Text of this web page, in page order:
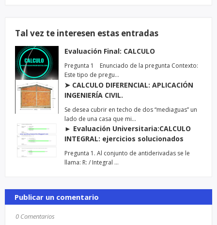
Tal vez te interesen estas entradas
Evaluación Final: CALCULO
Pregunta 1 Enunciado de la pregunta Contexto:
Este tipo de pregu…
➤ CALCULO DIFERENCIAL: APLICACIÓN
INGENIERÍA CIVIL.
Se desea cubrir en techo de dos “mediaguas” un
lado de una casa que mi…
► Evaluación Universitaria:CALCULO
INTEGRAL: ejercicios solucionados
Pregunta 1. Al conjunto de antiderivadas se le
llama: R: / Integral …
Publicar un comentario
0 Comentarios